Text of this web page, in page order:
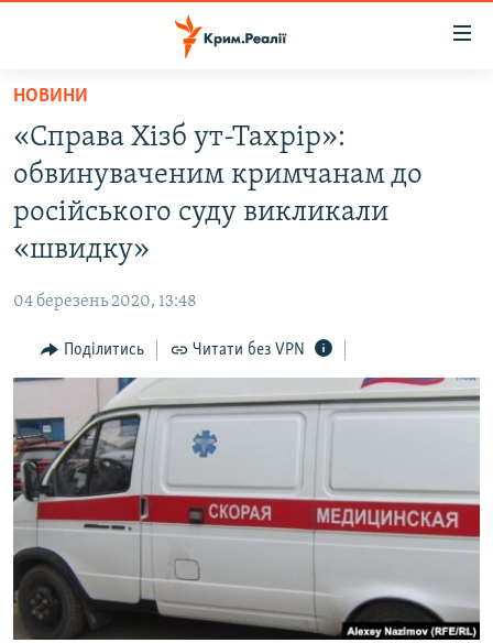
Перейти
основного
матеріалу
Перейти
до
основної
Перейти
пошуку
ВОДА.КРИМ
ВІДЕО ТА ФОТО
ПОГЛЯД
ІНТЕРВ'Ю
ВСЕ ЗА ДЕНЬ
СПЕЦПРОЕКТИ
ДЕПОРТАЦІЯ
ВІДЕОУРОКИ «ELIFBE»
СВІДЧЕННЯ ОКУПАЦІЇ
УКРАЇНСЬКА ПРОБЛЕМА КРИМУ
ІНФОГРАФІКА
ЯК ОБІЙТИ БЛОКУВАННЯ
Русский
Qırımtatar
ДОЛУЧАЙСЯ!
НОВИНИ
«Справа Хізб ут-Тахрір»:
обвинуваченим кримчанам до
російського суду викликали
«швидку»
04 березень 2020, 13:48
Поділитись Читати без VPN